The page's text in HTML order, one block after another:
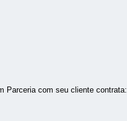
Parceria com seu cliente contrata: